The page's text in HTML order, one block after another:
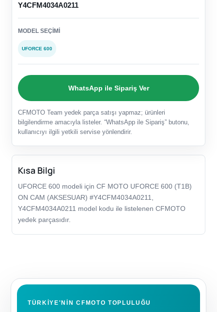
Y4CFM4034A0211
MODEL SEÇIMI
UFORCE 600
WhatsApp ile Sipariş Ver
CFMOTO Team yedek parça satışı yapmaz; ürünleri
bilgilendirme amacıyla listeler. “WhatsApp ile Sipariş” butonu,
kullanıcıyı ilgili yetkili servise yönlendirir.
Kısa Bilgi
UFORCE 600 modeli için CF MOTO UFORCE 600 (T1B)
ON CAM (AKSESUAR) #Y4CFM4034A0211,
Y4CFM4034A0211 model kodu ile listelenen CFMOTO
yedek parçasıdır.
TÜRKIYE'NIN CFMOTO TOPLULUĞU